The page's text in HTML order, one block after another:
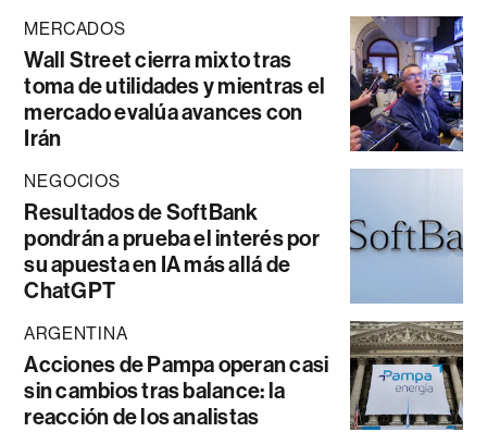
MERCADOS
Wall Street cierra mixto tras
toma de utilidades y mientras el
mercado evalúa avances con
Irán
NEGOCIOS
Resultados de SoftBank
pondrán a prueba el interés por
su apuesta en IA más allá de
ChatGPT
ARGENTINA
Acciones de Pampa operan casi
sin cambios tras balance: la
reacción de los analistas